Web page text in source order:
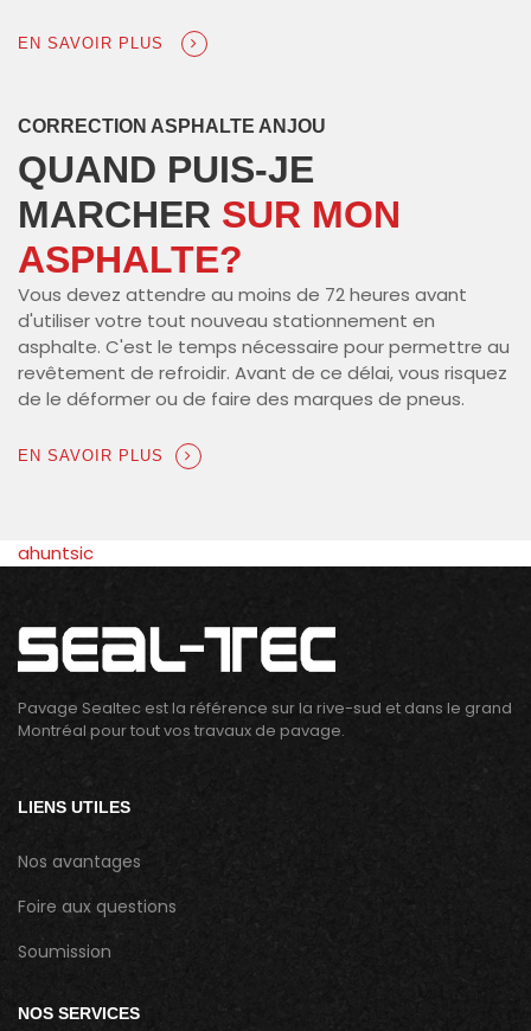
EN SAVOIR PLUS
CORRECTION ASPHALTE ANJOU
QUAND PUIS-JE
MARCHER SUR MON
ASPHALTE?
Vous devez attendre au moins de 72 heures avant
d'utiliser votre tout nouveau stationnement en
asphalte. C'est le temps nécessaire pour permettre au
revêtement de refroidir. Avant de ce délai, vous risquez
de le déformer ou de faire des marques de pneus.
EN SAVOIR PLUS
ahuntsic
Pavage Sealtec est la référence sur la rive-sud et dans le grand
Montréal pour tout vos travaux de pavage.
LIENS UTILES
Nos avantages
Foire aux questions
Soumission
NOS SERVICES